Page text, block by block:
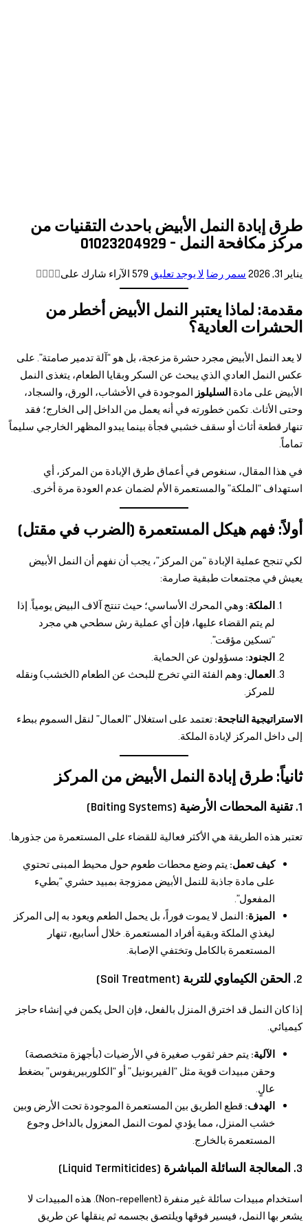
طرق إبادة النمل الأبيض باحدث التقنيات من
مركز مكافحة النمل – 01023204929
يناير 31, 2026 سمر رضالا يوجد تعليق 579الآراءشارك على
مقدمة: لماذا يعتبر النمل الأبيض أخطر من
الحشرات العادية؟
لا يعد النمل الأبيض مجرد حشرة مزعجة، بل هو “آلة تدمير صامتة”. على
عكس النمل العادي الذي يبحث عن السكر وبقايا الطعام، يتغذى النمل
الأبيض على مادةالسليلوزالموجودة في الأخشاب، الورق، والسجاد،
وحتى الأثاث. تكمن خطورته في أنه يعمل من الداخل إلى الخارج؛ فقد
تنهار قطعة أثاث أو سقف خشبي فجأة بينما يبدو المظهر الخارجي سليماً
تماماً.
في هذا المقال، سنغوص في أعماق طرق الإبادة من المركز، أي
استهداف “الملكة” والمستعمرة الأم لضمان عدم العودة مرة أخرى.
أولاً: فهم هيكل المستعمرة (الضرب في مقتل)
لكي تنجح عملية الإبادة “من المركز”، يجب أن نفهم أن النمل الأبيض
يعيش في مجتمعات طبقية صارمة:
الملكة:وهي المحرك الأساسي؛ حيث تنتج آلاف البيض يومياً. إذا
لم يتم القضاء عليها، فإن أي عملية رش سطحي هي مجرد
“تسكين مؤقت”.
الجنود:مسؤولون عن الحماية.
العمال:وهم الفئة التي تخرج للبحث عن الطعام (الخشب) ونقله
للمركز.
الاستراتيجية الناجحة:تعتمد على استغلال “العمال” لنقل السموم ببطء
إلى داخل المركز لإبادة الملكة.
ثانياً: طرق إبادة النمل الأبيض من المركز
تعتبر هذه الطريقة هي الأكثر فعالية للقضاء على المستعمرة من جذورها.
كيف تعمل:يتم وضع محطات طعوم حول محيط المبنى تحتوي
على مادة جاذبة للنمل الأبيض ممزوجة بمبيد حشري “بطيء
المفعول”.
الميزة:النمل لا يموت فوراً، بل يحمل الطعم ويعود به إلى المركز
ليغذي الملكة وبقية أفراد المستعمرة. خلال أسابيع، تنهار
المستعمرة بالكامل وتختفي الإصابة.
إذا كان النمل قد اخترق المنزل بالفعل، فإن الحل يكمن في إنشاء حاجز
كيميائي.
الآلية:يتم حفر ثقوب صغيرة في الأرضيات (بأجهزة متخصصة)
وحقن مبيدات قوية مثل “الفيربونيل” أو “الكلوربيريفوس” بضغط
عالٍ.
الهدف:قطع الطريق بين المستعمرة الموجودة تحت الأرض وبين
خشب المنزل، مما يؤدي لموت النمل المعزول بالداخل وجوع
المستعمرة بالخارج.
استخدام مبيدات سائلة غير منفرة (Non-repellent). هذه المبيدات لا
يشعر بها النمل، فيسير فوقها ويلتصق بجسمه ثم ينقلها عن طريق